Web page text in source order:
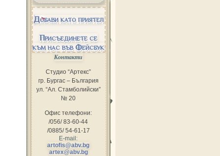
Добави като приятел
Присъединете се
към нас във Фейсбук
Контакти
Студио “Артекс”
гр. Бургас – България
ул. “Ал. Стамболийски”
№ 20
Офис телефони:
/056/ 83-60-44
/0885/ 54-61-17
E-mail:
artofis@abv.bg
artex@abv.bg